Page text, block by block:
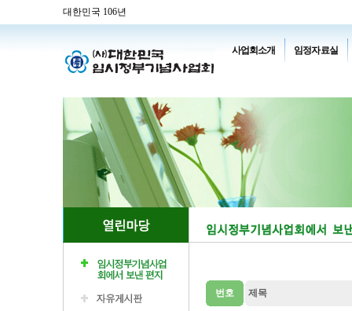
대한민국 106년
사업회소개 임정자료실
번호 제목